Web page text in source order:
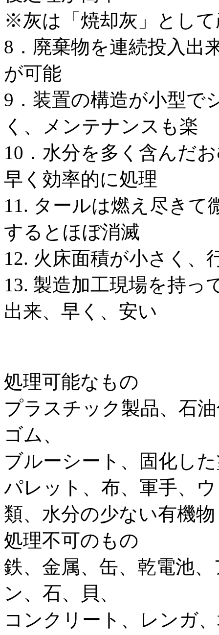
※灰は「焼却灰」とし
8．廃棄物を連続投入出
が可能
9．装置の構造が小型で
く、メンテナンスも楽
10．水分を多く含んだ
早く効率的に処理
11. タールは燃え尽きて
するとほぼ消滅
12. 火床面積が小さく、
13. 製造加工現場を持っ
出来、早く、安い
処理可能なもの
プラスチック製品、石
ゴム、
ブルーシート、固化し
パレット、布、軍手、
類、水分の少ない有機物
処理不可のもの
鉄、金属、缶、乾電池
ン、石、貝、
コンクリート、レンガ